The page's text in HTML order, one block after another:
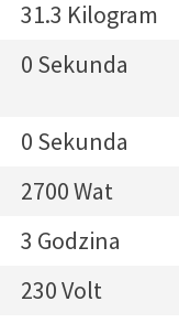
31.3 Kilogram
0 Sekunda
0 Sekunda
2700 Wat
3 Godzina
230 Volt